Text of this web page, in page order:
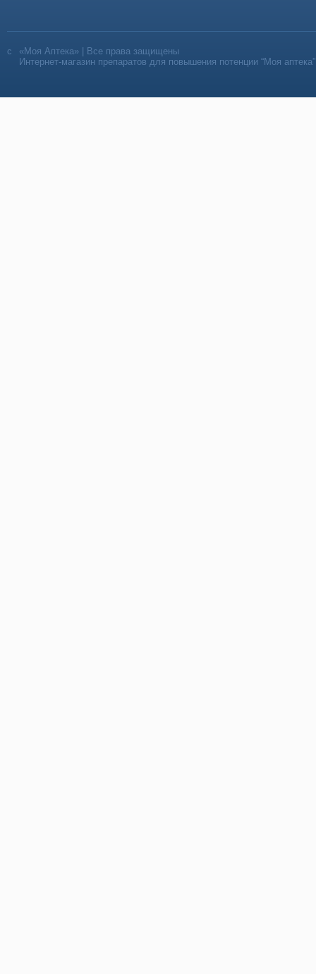
«Моя Аптека» | Все права защищены
Интернет-магазин препаратов для повышения потенции “Моя